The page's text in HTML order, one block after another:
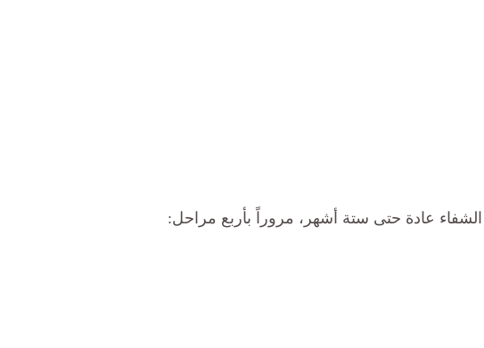
عادة حتى ستة أشهر، مروراً بأربع مراحل: